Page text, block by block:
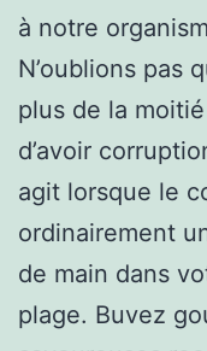
à notre
N’oublions pas
plus de la
d’avoir
agit lorsque le
ordinairement
de main dans
plage. Buvez